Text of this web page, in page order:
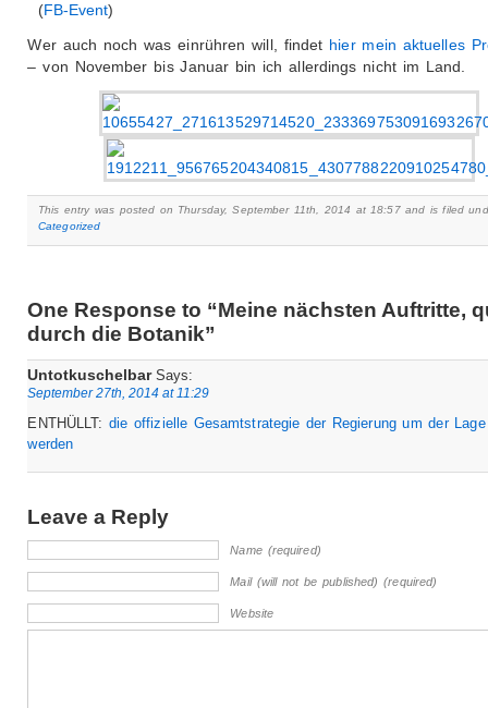
(FB-Event)
Wer auch noch was einrühren will, findet hier mein aktuelles
– von November bis Januar bin ich allerdings nicht im Land.
This entry was posted on Thursday, September 11th, 2014 at 18:57 and is filed
Categorized
One Response to “Meine nächsten Auftritte,
durch die Botanik”
UntotkuschelbarSays:
September 27th, 2014 at 11:29
ENTHÜLLT:die offizielle Gesamtstrategie der Regierung um der
werden
Leave a Reply
Name (required)
Mail (will not be published) (required)
Website